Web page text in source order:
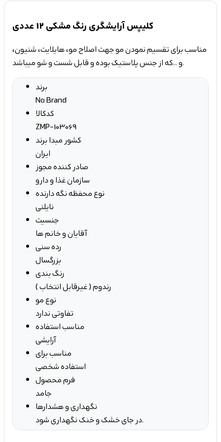
کلیپس آرایشگری رنگ مشکی 12 عددی
مناسب برای تقسیم نمودن مو جهت اصلاح مو، هایلایت، شنیون،
و ...که از جنس پلاستیک بوده و قابل شست و شو میباشد.
برند
No Brand
کدکالا
ZMP-103069
کشور مبدا برند
ایران
صادر کننده مجوز
سازمان غذا و دارو
نوع محفظه نگه دارنده
نایلنی
جنسیت
آقایان و خانم ها
رده سنی
بزرگسال
رنگ بندی
رندوم ( غیرقابل انتخاب )
نوع مو
تفاوتی ندارد
مناسب استفاده
آرایشی
مناسب برای
استفاده شخصی
فرم محصول
جامد
نگهداری و هشدارها
در جای خشک و خنک نگهداری شود.